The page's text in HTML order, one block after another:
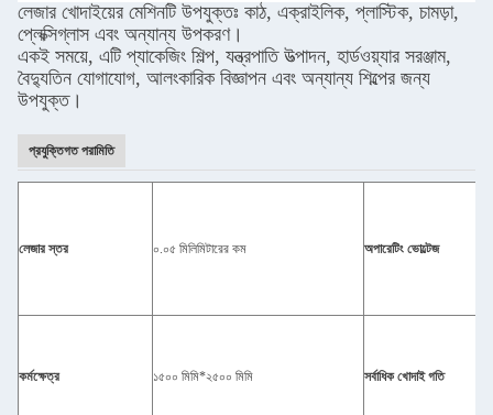
লেজার খোদাইয়ের মেশিনটি উপযুক্তঃ কাঠ, এক্রাইলিক, প্লাস্টিক, চামড়া,
প্লেক্সিগ্লাস এবং অন্যান্য উপকরণ।
একই সময়ে, এটি প্যাকেজিং শিল্প, যন্ত্রপাতি উত্পাদন, হার্ডওয়্যার সরঞ্জাম,
বৈদ্যুতিন যোগাযোগ, আলংকারিক বিজ্ঞাপন এবং অন্যান্য শিল্পের জন্য
উপযুক্ত।
প্রযুক্তিগত পরামিতি
লেজার স্তর ০.০৫ মিলিমিটারের কম অপারেটিং ভোল্টেজ
কর্মক্ষেত্র ১৫০০ মিমি*২৫০০ মিমি সর্বাধিক খোদাই গতি